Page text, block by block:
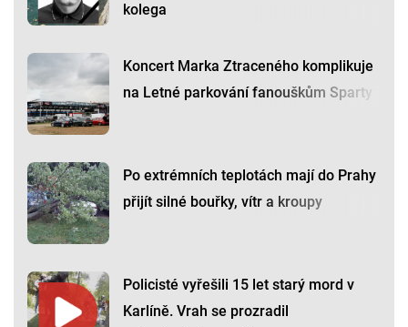
kolega
Koncert Marka Ztraceného komplikuje
na Letné parkování fanouškům Sparty
Po extrémních teplotách mají do Prahy
přijít silné bouřky, vítr a kroupy
Policisté vyřešili 15 let starý mord v
Karlíně. Vrah se prozradil